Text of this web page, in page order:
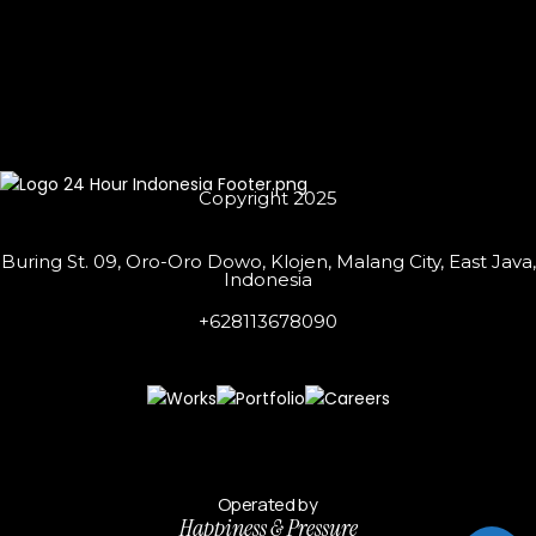
Copyright 2025
Buring St. 09, Oro-Oro Dowo, Klojen, Malang City, East Java,
Indonesia
+628113678090
Operated by
Happiness & Pressure